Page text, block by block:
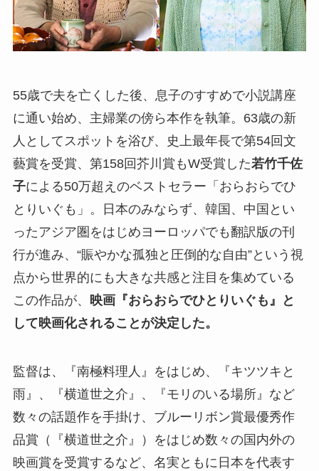
55歳で夫を亡くした後、息子のすすめで小説講座
に通い始め、主婦業の傍ら本作を執筆。63歳の新
人としてスポットを浴び、史上最年長で第54回文
藝賞を受賞、第158回芥川賞もW受賞した若竹千佐
子による50万超えのベストセラー「おらおらでひ
とりいぐも」。日本のみならず、韓国、中国とい
ったアジア圏をはじめヨーロッパでも翻訳版の刊
行が進み、“賑やかな孤独と圧倒的な自由”という視
点から世界的にも大きな共感と注目を集めている
この作品が、 映画『おらおらでひとりいぐも』と
して映画化されることが決定した。
監督は、『南極料理人』をはじめ、『キツツキと
雨』、『横道世之介』、『モリのいる場所』など
数々の話題作を手掛け、ブルーリボン賞最優秀作
品賞（『横道世之介』）をはじめ数々の国内外の
映画賞を受賞するなど、名実ともに日本を代表す